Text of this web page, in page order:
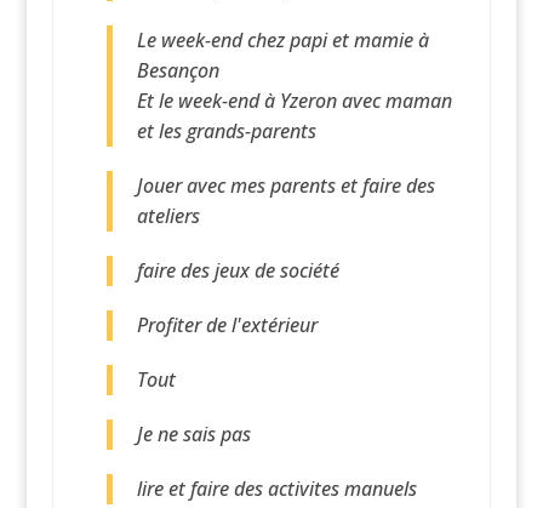
Le week-end chez papi et mamie à
Besançon
Et le week-end à Yzeron avec maman
et les grands-parents
Jouer avec mes parents et faire des
ateliers
faire des jeux de société
Profiter de l'extérieur
Tout
Je ne sais pas
lire et faire des activites manuels